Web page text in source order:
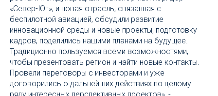
«Север-Юг», и новая отрасль, связанная с
беспилотной авиацией, обсудили развитие
инновационной среды и новые проекты, подготовку
кадров, поделились нашими планами на будущее.
Традиционно пользуемся всеми возможностями,
чтобы презентовать регион и найти новые контакты.
Провели переговоры с инвесторами и уже
договорились о дальнейших действиях по целому